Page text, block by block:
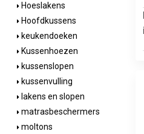
Hoeslakens
Hoofdkussens
keukendoeken
Kussenhoezen
kussenslopen
kussenvulling
lakens en slopen
matrasbeschermers
moltons